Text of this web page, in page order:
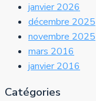
janvier 2026
décembre 2025
novembre 2025
mars 2016
janvier 2016
Catégories